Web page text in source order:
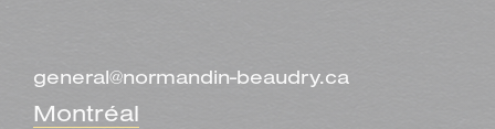
general@normandin-beaudry.ca
Montréal